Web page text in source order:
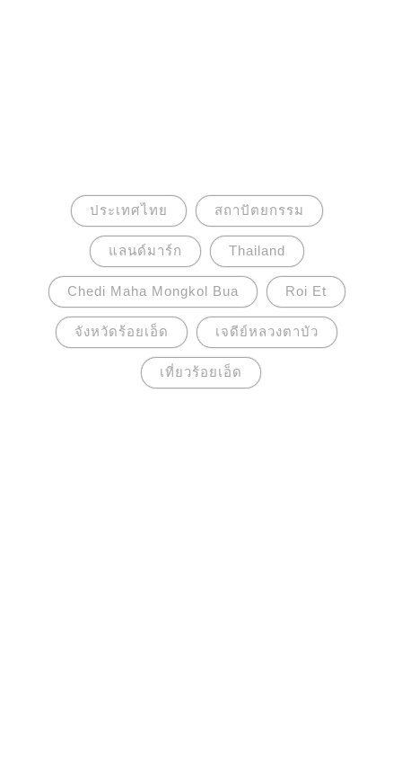
ประเทศไทย สถาปัตยกรรม
แลนด์มาร์ก Thailand
Chedi Maha Mongkol Bua Roi Et
จังหวัดร้อยเอ็ด เจดีย์หลวงตาบัว
เที่ยวร้อยเอ็ด